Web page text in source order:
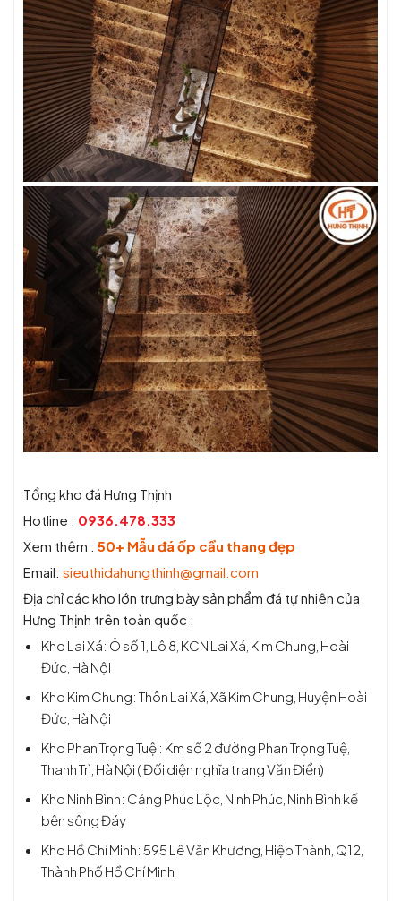
Tổng kho đá Hưng Thịnh
Hotline : 0936.478.333
Xem thêm : 50+ Mẫu đá ốp cầu thang đẹp
Email: sieuthidahungthinh@gmail.com
Địa chỉ các kho lớn trưng bày sản phẩm đá tự nhiên của
Hưng Thịnh trên toàn quốc :
Kho Lai Xá: Ô số 1, Lô 8, KCN Lai Xá, Kim Chung, Hoài
Đức, Hà Nội
Kho Kim Chung: Thôn Lai Xá, Xã Kim Chung, Huyện Hoài
Đức, Hà Nội
Kho Phan Trọng Tuệ : Km số 2 đường Phan Trọng Tuệ,
Thanh Trì, Hà Nội ( Đối diện nghĩa trang Văn Điển)
Kho Ninh Bình: Cảng Phúc Lộc, Ninh Phúc, Ninh Bình kế
bên sông Đáy
Kho Hồ Chí Minh: 595 Lê Văn Khương, Hiệp Thành, Q12,
Thành Phố Hồ Chí Minh